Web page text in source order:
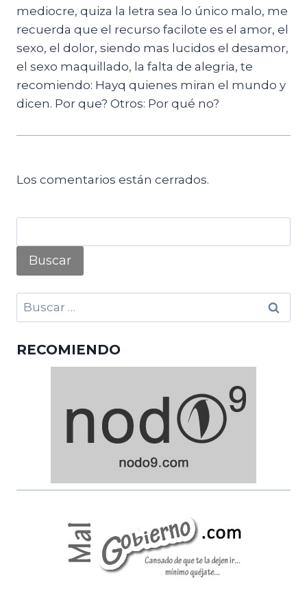
mediocre, quiza la letra sea lo único malo, me
recuerda que el recurso facilote es el amor, el
sexo, el dolor, siendo mas lucidos el desamor,
el sexo maquillado, la falta de alegria, te
recomiendo: Hayq quienes miran el mundo y
dicen. Por que? Otros: Por qué no?
Los comentarios están cerrados.
Buscar:
RECOMIENDO